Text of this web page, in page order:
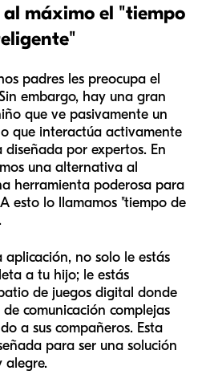
máximo el "tiempo
padres les preocupa el
embargo, hay una gran
que ve pasivamente un
que interactúa activamente
por expertos. En
una alternativa al
herramienta poderosa para
esto lo llamamos "tiempo de
aplicación, no solo le estás
a tu hijo; le estás
de juegos digital donde
comunicación complejas
a sus compañeros. Esta
para ser una solución
alegre.